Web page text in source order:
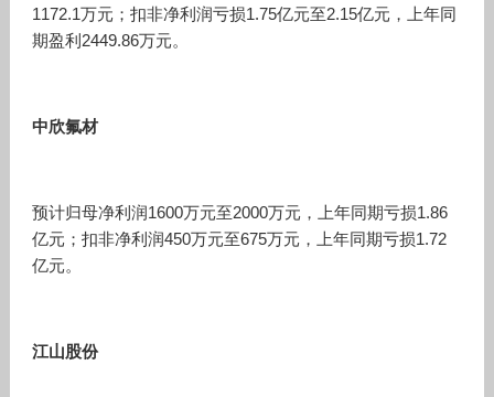
1172.1万元；扣非净利润亏损1.75亿元至2.15亿元，上年同
期盈利2449.86万元。
中欣氟材
预计归母净利润1600万元至2000万元，上年同期亏损1.86
亿元；扣非净利润450万元至675万元，上年同期亏损1.72
亿元。
江山股份